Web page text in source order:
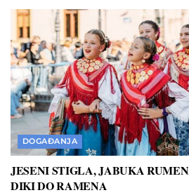
DOGAĐANJA
JESENI STIGLA, JABUKA
DIKI DO RAMENA